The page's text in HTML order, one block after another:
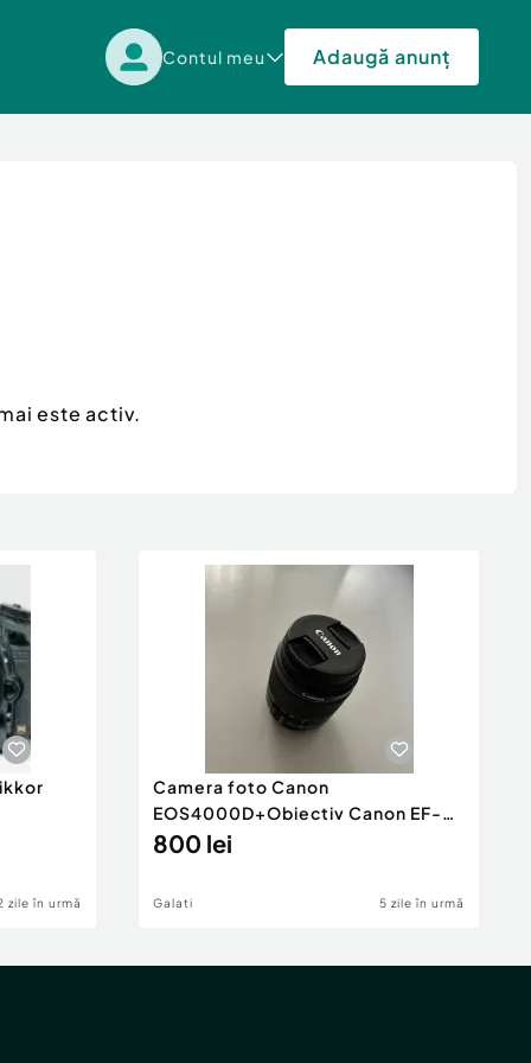
Contul meu Adaugă anunț
este activ.
zile în urmă
Camera foto Canon
EOS4000D+Obiectiv Canon EF-S
18-55mm III
800 lei
Galati 5 zile în urmă